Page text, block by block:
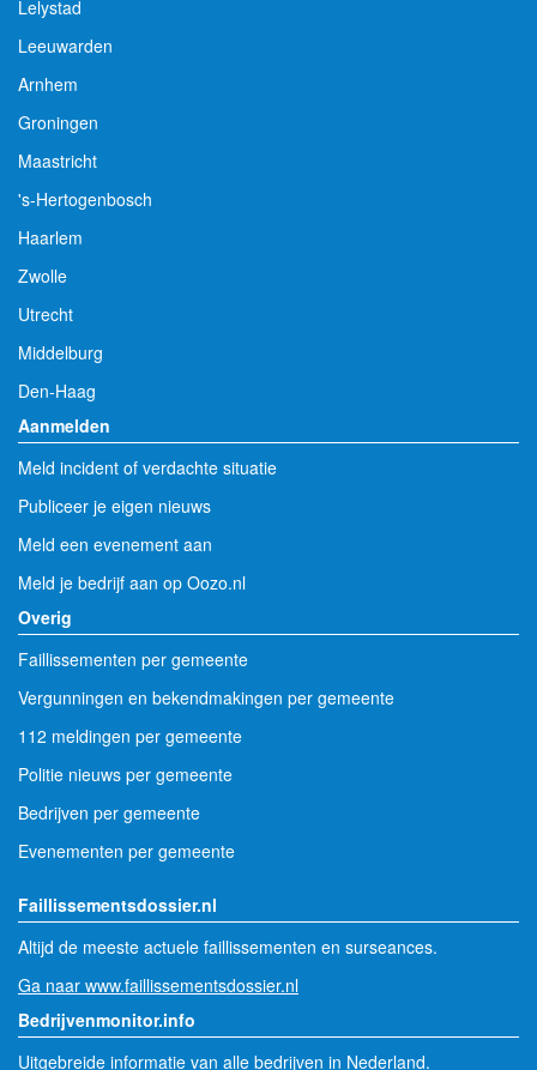
Lelystad
Leeuwarden
Arnhem
Groningen
Maastricht
's-Hertogenbosch
Haarlem
Zwolle
Utrecht
Middelburg
Den-Haag
Aanmelden
Meld incident of verdachte situatie
Publiceer je eigen nieuws
Meld een evenement aan
Meld je bedrijf aan op Oozo.nl
Overig
Faillissementen per gemeente
Vergunningen en bekendmakingen per gemeente
112 meldingen per gemeente
Politie nieuws per gemeente
Bedrijven per gemeente
Evenementen per gemeente
Faillissementsdossier.nl
Altijd de meeste actuele faillissementen en surseances.
Ga naar www.faillissementsdossier.nl
Bedrijvenmonitor.info
Uitgebreide informatie van alle bedrijven in Nederland.